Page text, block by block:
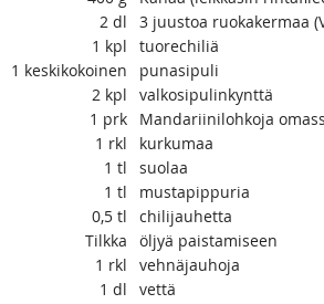
2 dl
3 juustoa ruokakermaa
1 kpl
tuorechiliä
1 keskikokoinen
punasipuli
2 kpl
valkosipulinkynttä
1 prk
Mandariinilohkoja
1 rkl
kurkumaa
1 tl
suolaa
1 tl
mustapippuria
0,5 tl
chilijauhetta
Tilkka
öljyä paistamiseen
1 rkl
vehnäjauhoja
1 dl vettä